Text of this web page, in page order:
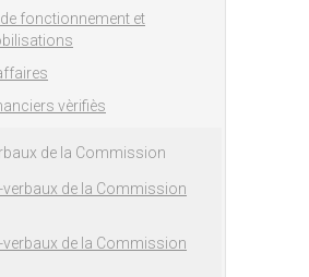
fonctionnement et
vèrifiès
de la Commission
verbaux de la Commission
verbaux de la Commission